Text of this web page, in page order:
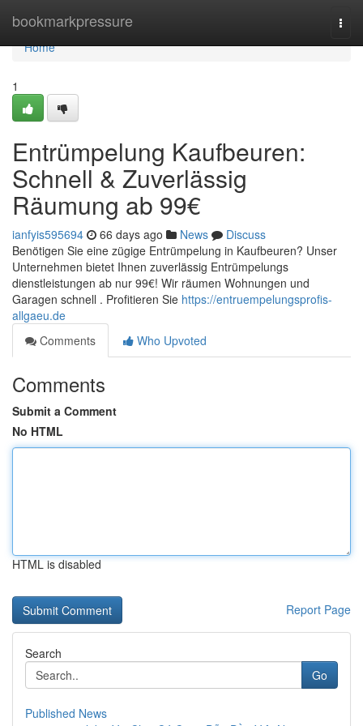
bookmarkpressure
Home
Home
1
Entrümpelung Kaufbeuren:
Schnell & Zuverlässig
Räumung ab 99€
ianfyis595694 66 days ago News
Discuss
Benötigen Sie eine zügige Entrümpelung in Kaufbeuren? Unser
Unternehmen bietet Ihnen zuverlässig Entrümpelungs
dienstleistungen ab nur 99€! Wir räumen Wohnungen und
Garagen schnell . Profitieren Sie https://entruempelungsprofis-
allgaeu.de
Comments
Who Upvoted
Comments
Submit a Comment
No HTML
HTML is disabled
Report Page
Search
Go
Published News